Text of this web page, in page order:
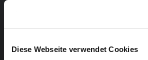
Diese Webseite verwendet Cookies
versprechen eine einmalige Reise
Die mediale Vielfalt bei der
bietet den Besuchern eine